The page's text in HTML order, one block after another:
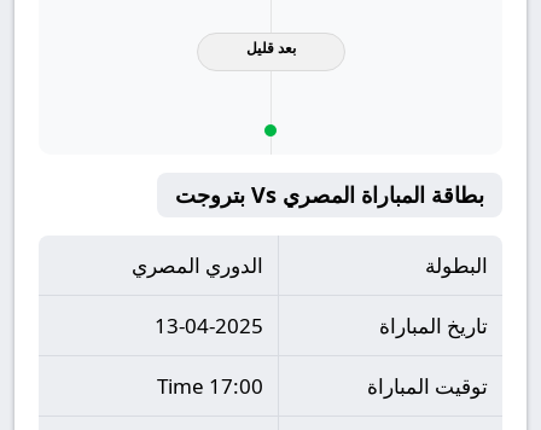
بعد قليل
بطاقة المباراة المصري Vs بتروجت
البطولة الدوري المصري
تاريخ المباراة 13-04-2025
توقيت المباراة 17:00 Time